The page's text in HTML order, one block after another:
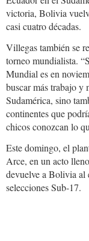
victoria, Bolivia
casi cuatro décadas.
Villegas también se
torneo mundialista.
Mundial es en
buscar más trabajo y
Sudamérica, sino
continentes que
chicos conozcan lo
Este domingo, el
Arce, en un acto
devuelve a Bolivia al
selecciones Sub-17.